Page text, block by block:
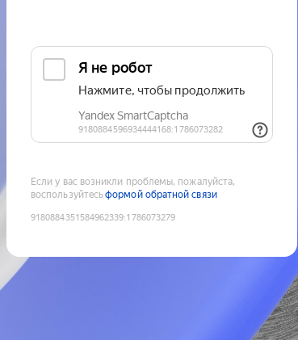
Если у вас возникли проблемы, пожалуйста,
воспользуйтесьформой обратной связи
9180884351584962339:1786073279